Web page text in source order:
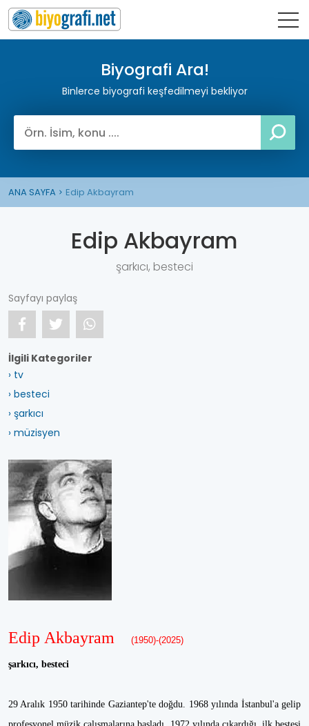
Biyografi Ara!
Binlerce biyografi keşfedilmeyi bekliyor
ANA SAYFA Edip Akbayram
Edip Akbayram
şarkıcı, besteci
Sayfayı paylaş
İlgili Kategoriler
› tv
› besteci
› şarkıcı
› müzisyen
Edip Akbayram (1950)-(2025)
şarkıcı, besteci
29 Aralık 1950 tarihinde Gaziantep'te doğdu. 1968 yılında İstanbul'a gelip